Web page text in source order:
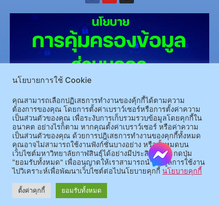
(อ.นามน)13 หมู่ 14 ต.สงเปลือย อ.นามน จ.กาฬสินธุ์ 46230โทรศัพท์ : 043-602-055 โทรสาร :
043-602-044
(อ.เมือง)62/1 ถ.เกษตรสมบูรณ์ ต.กาฬสินธุ์ อ.เมือง จ.กาฬสินธุ์ 46000 โทรศัพท์ 043-811128 08-
64584360 โทรสาร 043-813070
© 2025 All rights Reserved.
นโยบายการใช้ Cookie
คุณสามารถเลือกปฏิเสธการทำงานของคุ้กกี้ได้ตามความ
ต้องการของคุณ โดยการตั้งค่าเบราว์เซอร์หรือการตั้งค่าความ
เป็นส่วนตัวของคุณ เพื่อระงับการเก็บรวมรวบข้อมูลโดยคุกกี้ใน
อนาคต อย่างไรก็ตาม หากคุณตั้งค่าเบราว์เซอร์ หรือค่าความ
เป็นส่วนตัวของคุณ ด้วยการปฎิเสธการทำงานของคุกกี้ทั้งหมด
คุณอาจไม่สามารถใช้งานฟังก์ชั่นบางอย่าง หรือทั้งหมดบน
เว็บไซต์มหาวิทยาลัยกาฬสินธุ์ได้อย่างมีประสิทธิภาพ กดปุ่ม
"ยอมรับทั้งหมด" เพื่ออนุญาตให้เราสามารถนำข้อมูลการใช้งาน
ไปวิเคราะห์เพื่อพัฒนาเว็บไซต์ต่อไปนโยบายคุกกี้ นโยบายคุกกี้
ตั้งค่าคุกกี้ ยอมรับทั้งหมด